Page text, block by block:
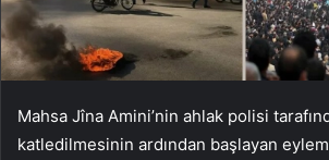
Mahsa Jîna Amini’nin ahlak polisi
katledilmesinin ardından başlayan